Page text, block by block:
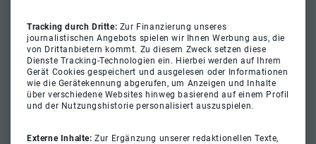
Tracking durch Dritte: Zur Finanzierung unseres
journalistischen Angebots spielen wir Ihnen Werbung aus, die
von Drittanbietern kommt. Zu diesem Zweck setzen diese
Dienste Tracking-Technologien ein. Hierbei werden auf Ihrem
Gerät Cookies gespeichert und ausgelesen oder Informationen
wie die Gerätekennung abgerufen, um Anzeigen und Inhalte
über verschiedene Websites hinweg basierend auf einem Profil
und der Nutzungshistorie personalisiert auszuspielen.
Externe Inhalte:Zur Ergänzung unserer redaktionellen Texte,